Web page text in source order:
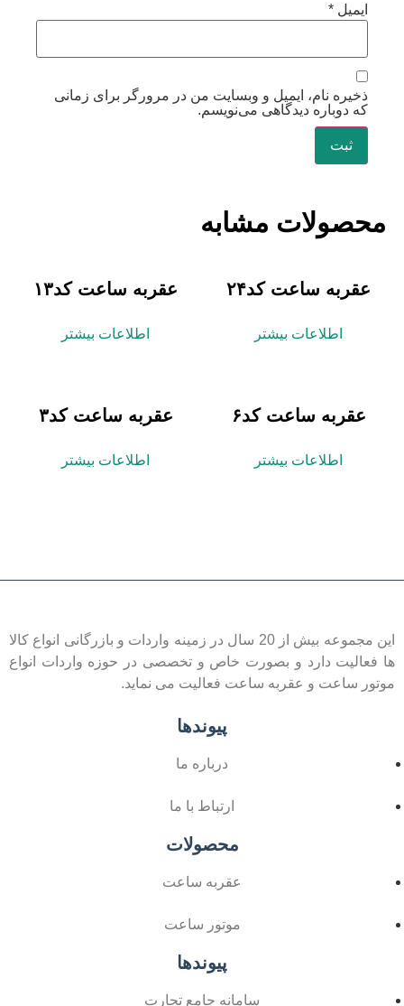
ایمیل *
ذخیره نام، ایمیل و وبسایت من در مرورگر برای زمانی
که دوباره دیدگاهی می‌نویسم.
محصولات مشابه
عقربه ساعت کد۲۴
اطلاعات بیشتر
عقربه ساعت کد۱۳
اطلاعات بیشتر
عقربه ساعت کد۶
اطلاعات بیشتر
عقربه ساعت کد۳
اطلاعات بیشتر
این مجموعه بیش از 20 سال در زمینه واردات و بازرگانی انواع کالا
ها فعالیت دارد و بصورت خاص و تخصصی در حوزه واردات انواع
موتور ساعت و عقربه ساعت فعالیت می نماید.
پیوندها
درباره ما
ارتباط با ما
محصولات
عقربه ساعت
موتور ساعت
پیوندها
سامانه جامع تجارت